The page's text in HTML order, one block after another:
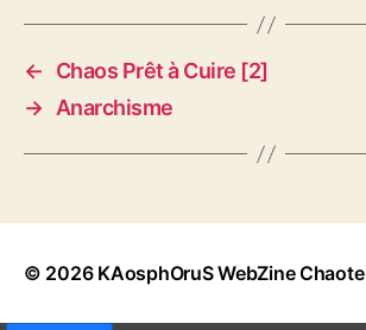
q
e
t
e
←
Chaos Prêt à Cuire [2]
→ Anarchisme
© 2026 KAosphOruS WebZine Chaote